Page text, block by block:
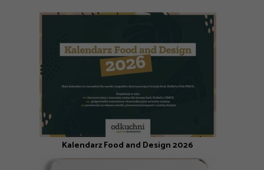
Kalendarz Food and Design 2026